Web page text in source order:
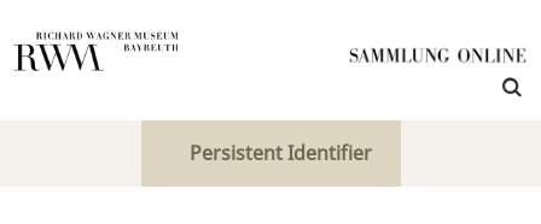
Persistent Identifier